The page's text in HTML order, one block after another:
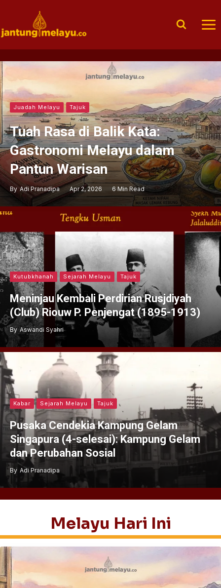
content
Juadah Melayu Tajuk
Tuah Rasa di Balik Kata:
Gastronomi Melayu dalam
Pantun Warisan
By Adi Pranadipa Apr 2, 2026 6 Min Read
Kutubkhanah Sejarah Melayu Tajuk
Meninjau Kembali Perdirian Rusjdiyah
(Club) Riouw P. Penjengat (1895-1913)
By Aswandi Syahri
Kabar Sejarah Melayu Tajuk
Pusaka Cendekia Kampung Gelam
Singapura (4-selesai): Kampung Gelam
dan Perubahan Sosial
By Adi Pranadipa
Melayu Hari Ini